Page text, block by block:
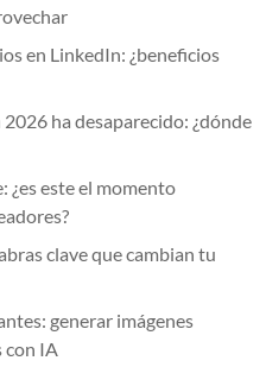
en LinkedIn: ¿beneficios
ha desaparecido: ¿dónde
este el momento
clave que cambian tu
generar imágenes
con IA